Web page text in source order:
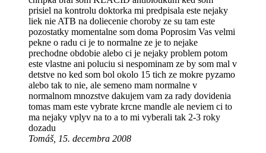
prisiel na kontrolu doktorka mi predpisala este nejaky
liek nie ATB na doliecenie choroby ze su tam este
pozostatky momentalne som doma Poprosim Vas velmi
pekne o radu ci je to normalne ze je to nejake
prechodne obdobie alebo ci je nejaky problem potom
este vlastne ani poluciu si nespominam ze by som mal v
detstve no ked som bol okolo 15 tich ze mokre pyzamo
alebo tak to nie, ale semeno mam normalne v
normalnom mnozstve dakujem vam za rady dovidenia
tomas mam este vybrate krcne mandle ale neviem ci to
ma nejaky vplyv na to a to mi vyberali tak 2-3 roky
dozadu
Tomáš, 15. decembra 2008